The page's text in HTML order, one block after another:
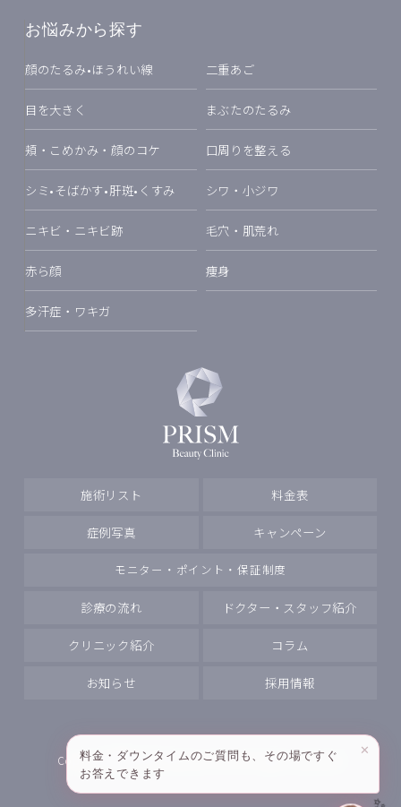
お悩みから探す
顔のたるみ•ほうれい線 二重あご
目を大きく まぶたのたるみ
頬・こめかみ・顔のコケ 口周りを整える
シミ•そばかす•肝斑•くすみ シワ・小ジワ
ニキビ・ニキビ跡 毛穴・肌荒れ
赤ら顔 痩身
多汗症・ワキガ
施術リスト 料金表
症例写真 キャンペーン
モニター・ポイント・保証制度
診療の流れ ドクター・スタッフ紹介
クリニック紹介 コラム
お知らせ 採用情報
Copyright PRISM Beauty Clinic All rights reserved.
✨
料金・ダウンタイムのご質問も、その場ですぐ
お答えできます
✕